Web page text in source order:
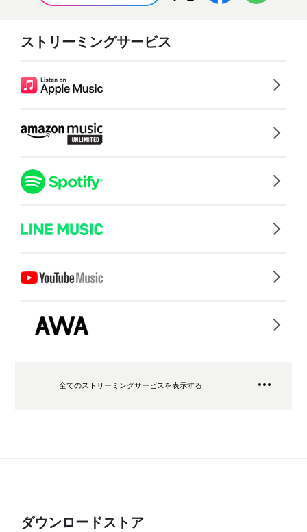
ストリーミングサービス
全てのストリーミングサービスを表示する
ダウンロードストア